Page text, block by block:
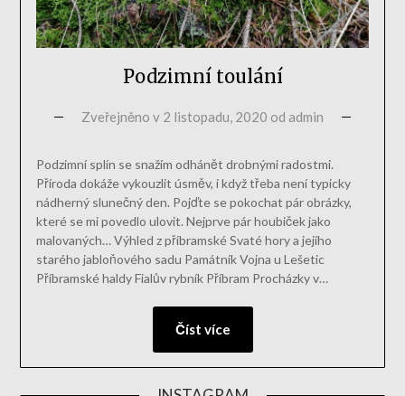
Podzimní toulání
Zveřejněno v 2 listopadu, 2020 od admin
Podzimní splín se snažím odhánět drobnými radostmi.
Příroda dokáže vykouzlit úsměv, i když třeba není typicky
nádherný slunečný den. Pojďte se pokochat pár obrázky,
které se mi povedlo ulovit. Nejprve pár houbiček jako
malovaných… Výhled z příbramské Svaté hory a jejího
starého jabloňového sadu Památník Vojna u Lešetic
Příbramské haldy Fialův rybník Příbram Procházky v…
Číst více